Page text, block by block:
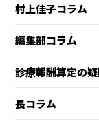
村上佳子コラム
編集部コラム
診療報酬算定の疑
長コラム